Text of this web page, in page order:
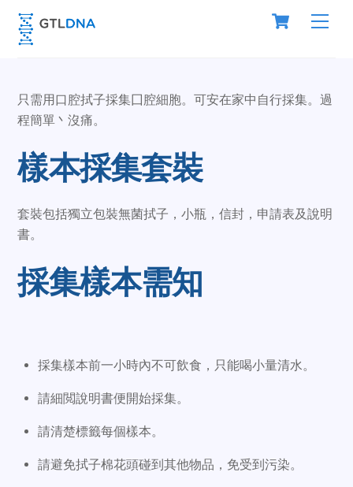
Skip
content
Cart
只需用口腔拭子採集囗腔細胞。可安在家中自行採集。過
程簡單丶沒痛。
樣本採集套裝
套裝包括獨立包裝無菌拭子，小瓶，信封，申請表及說明
書。
採集樣本需知
採集樣本前一小時內不可飲食，只能喝小量清水。
請細閲說明書便開始採集。
請清楚標籤每個樣本。
請避免拭子棉花頭碰到其他物品，免受到污染。